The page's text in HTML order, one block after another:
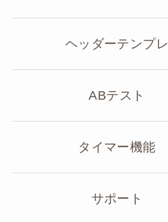
ヘッダーテンプレ
ABテスト
タイマー機能
サポート